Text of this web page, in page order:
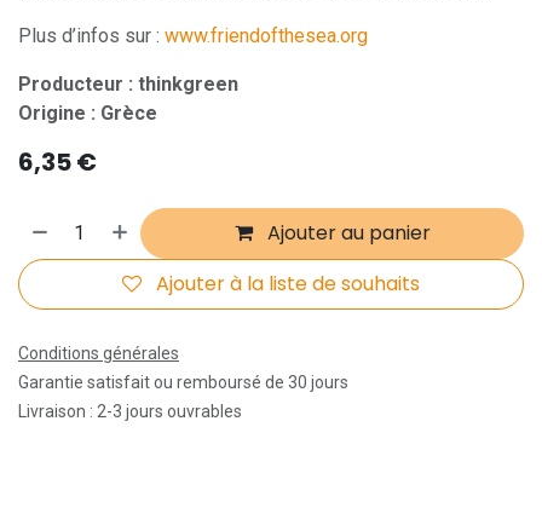
Plus d’infos sur : www.friendofthesea.org
Producteur : thinkgreen
Origine : Grèce
6,35€
Ajouter au panier
Ajouter à la liste de souhaits
Conditions générales
Garantie satisfait ou remboursé de 30 jours
Livraison : 2-3 jours ouvrables